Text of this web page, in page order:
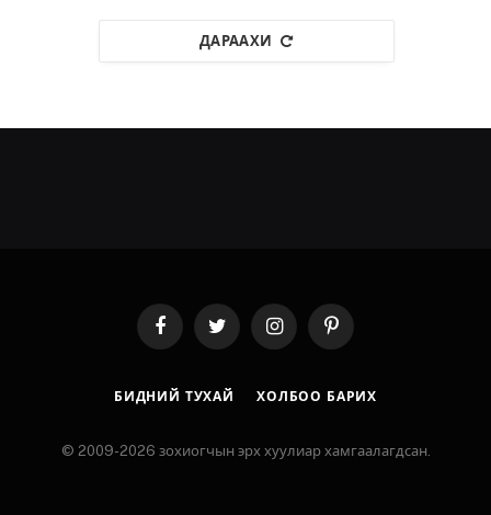
ДАРААХИ
FacebookTwitter InstagramPinterest
БИДНИЙ ТУХАЙ ХОЛБОО БАРИХ
© 2009-2026 зохиогчын эрх хуулиар хамгаалагдсан.